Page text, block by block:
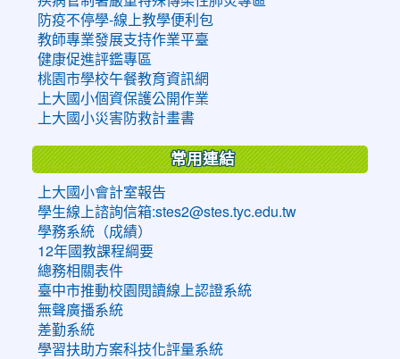
防疫不停學-線上教學便利包
教師專業發展支持作業平臺
健康促進評鑑專區
桃園市學校午餐教育資訊網
上大國小個資保護公開作業
上大國小災害防救計畫書
常用連結
上大國小會計室報告
學生線上諮詢信箱:stes2@stes.tyc.edu.tw
學務系統（成績）
12年國教課程綱要
總務相關表件
臺中市推動校園閱讀線上認證系統
無聲廣播系統
差勤系統
學習扶助方案科技化評量系統